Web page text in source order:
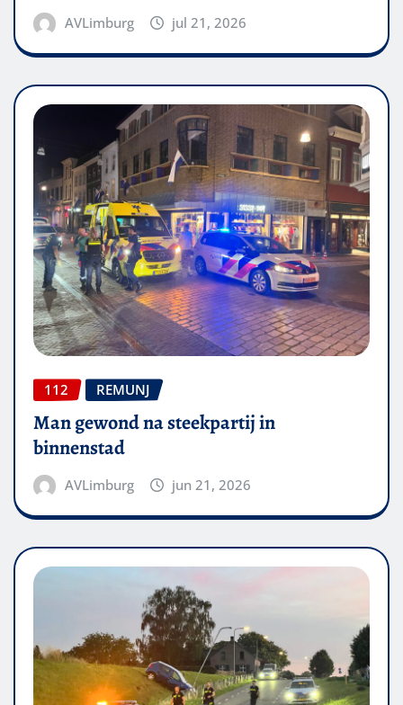
AVLimburg jul 21, 2026
112 REMUNJ
Man gewond na steekpartij in
binnenstad
AVLimburg jun 21, 2026